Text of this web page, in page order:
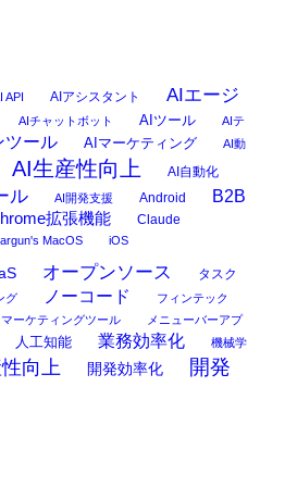
API AIアシスタント
AIエージ
AIチャットボット AIツール
AIテ
ツール AIマーケティング AI動
AI生産性向上 AI自動化
ル AI開発支援 Android
B2B
拡張機能 Claude
MacOS iOS
オープンソース
タスク
グ ノーコード フィンテック
マーケティングツール
メニューバーアプ
人工知能 業務効率化 機械学
向上 開発効率化
開発